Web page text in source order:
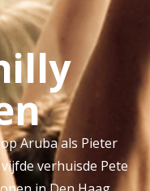
Aruba als Pieter
verhuisde Pete